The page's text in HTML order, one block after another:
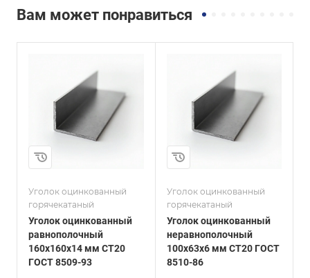
Вам может понравиться
Уголок оцинкованный
горячекатаный
Уголок оцинкованный
равнополочный
160х160х14 мм СТ20
ГОСТ 8509-93
Неравнополочны
й
Высота, мм
63
Ст20
ГОСТ, ТУ
ГОСТ 8510-86
Покрытие
Оцинкованное
Уголок оцинкованный
горячекатаный
Уголок оцинкованный
неравнополочный
100х63х6 мм СТ20 ГОСТ
8510-86
Равнополочный
Высота, мм
160
Толщина, мм
ГОСТ, ТУ
ГОСТ 8509-93
Покрытие
Оцинкованное